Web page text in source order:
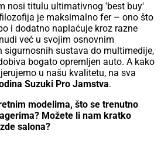
nosi titulu ultimativnog 'best buy'
je maksimalno fer – ono što
i dodatno naplaćuje kroz razne
već u svojim osnovnim
sigurnosnih sustava do multimedije,
bogato opremljen auto. A kako
u našu kvalitetu, na sva
Suzuki Pro Jamstva.
modelima, što se trenutno
Možete li nam kratko
salona?